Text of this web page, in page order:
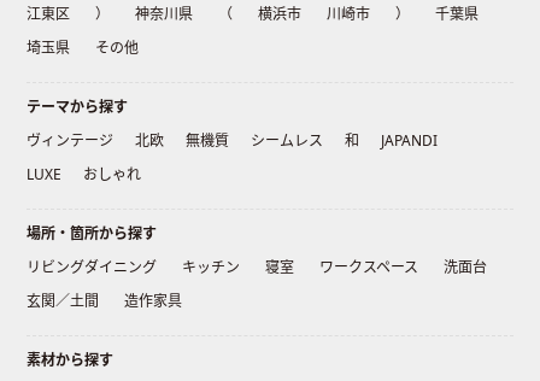
江東区
） 神奈川県 （ 横浜市 川崎市 ）
千葉県
埼玉県
その他
テーマから探す
ヴィンテージ
北欧 無機質 シームレス 和
JAPANDI
LUXE
おしゃれ
場所・箇所から探す
リビングダイニング
キッチン 寝室 ワークスペース
洗面台
玄関／土間
造作家具
素材から探す